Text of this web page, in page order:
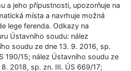
a jeho přípustnosti, upozorňuje na
místa a navrhuje možná
lege ferenda. Odkazy na
Ústavního soudu: nález
soudu ze dne 13. 9. 2016, sp.
190/15; nález Ústavního soudu ze
8. 2018, sp. zn. III. ÚS 669/17;